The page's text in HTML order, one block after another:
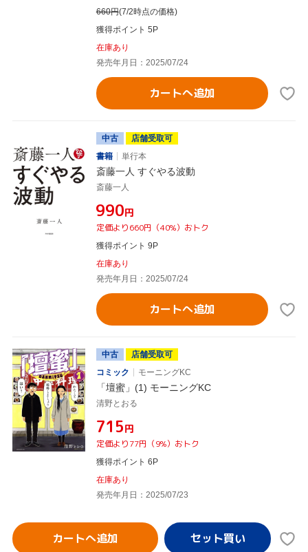
660円(7/2時点の価格)
獲得ポイント 5P
在庫あり
発売年月日：2025/07/24
カートへ追加
中古
店舗受取可
書籍
単行本
斎藤一人 すぐやる波動
斎藤一人
¥990円
定価より660円（40%）おトク
獲得ポイント 9P
在庫あり
発売年月日：2025/07/24
カートへ追加
中古
店舗受取可
コミック
モーニングKC
「壇蜜」(1) モーニングKC
清野とおる
¥715円
定価より77円（9%）おトク
獲得ポイント 6P
在庫あり
発売年月日：2025/07/23
カートへ追加